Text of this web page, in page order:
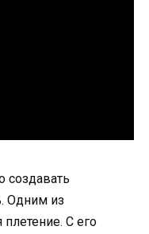
создавать
Одним из
С его